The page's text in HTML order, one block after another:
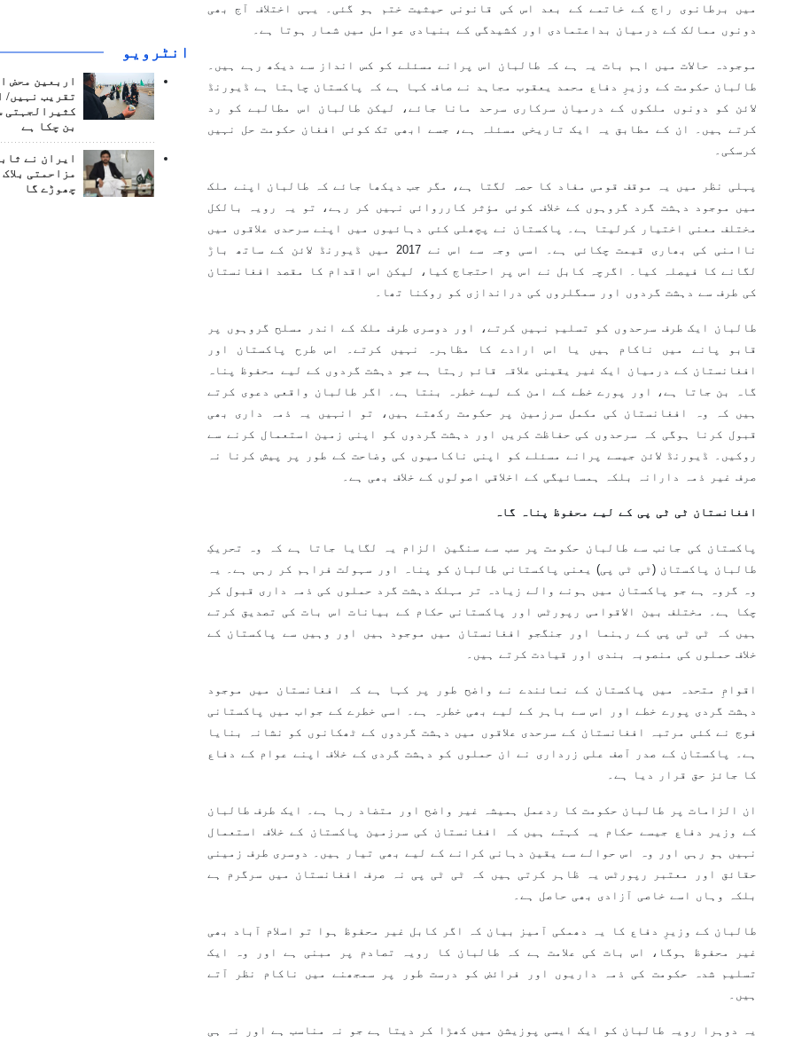
میں برطانوی راج کے خاتمے کے بعد اس کی قانونی حیثیت ختم ہو گئی۔ یہی اختلاف آج بھی
دونوں ممالک کے درمیان بداعتمادی اور کشیدگی کے بنیادی عوامل میں شمار ہوتا ہے۔
موجودہ حالات میں اہم بات یہ ہے کہ طالبان اس پرانے مسئلے کو کس انداز سے دیکھ رہے ہیں۔
طالبان حکومت کے وزیرِ دفاع محمد یعقوب مجاہد نے صاف کہا ہے کہ پاکستان چاہتا ہے ڈیورنڈ
لائن کو دونوں ملکوں کے درمیان سرکاری سرحد مانا جائے، لیکن طالبان اس مطالبے کو رد
کرتے ہیں۔ ان کے مطابق یہ ایک تاریخی مسئلہ ہے، جسے ابھی تک کوئی افغان حکومت حل نہیں
کرسکی۔
پہلی نظر میں یہ موقف قومی مفاد کا حصہ لگتا ہے، مگر جب دیکھا جائے کہ طالبان اپنے ملک
میں موجود دہشت گرد گروہوں کے خلاف کوئی مؤثر کارروائی نہیں کر رہے، تو یہ رویہ بالکل
مختلف معنی اختیار کرلیتا ہے۔ پاکستان نے پچھلی کئی دہائیوں میں اپنے سرحدی علاقوں میں
ناامنی کی بھاری قیمت چکائی ہے۔ اسی وجہ سے اس نے 2017 میں ڈیورنڈ لائن کے ساتھ باڑ
لگانے کا فیصلہ کیا۔ اگرچہ کابل نے اس پر احتجاج کیا، لیکن اس اقدام کا مقصد افغانستان
کی طرف سے دہشت گردوں اور سمگلروں کی دراندازی کو روکنا تھا۔
طالبان ایک طرف سرحدوں کو تسلیم نہیں کرتے، اور دوسری طرف ملک کے اندر مسلح گروہوں پر
قابو پانے میں ناکام ہیں یا اس ارادے کا مظاہرہ نہیں کرتے۔ اس طرح پاکستان اور
افغانستان کے درمیان ایک غیر یقینی علاقہ قائم رہتا ہے جو دہشت گردوں کے لیے محفوظ پناہ
گاہ بن جاتا ہے، اور پورے خطے کے امن کے لیے خطرہ بنتا ہے۔ اگر طالبان واقعی دعوی کرتے
ہیں کہ وہ افغانستان کی مکمل سرزمین پر حکومت رکھتے ہیں، تو انہیں یہ ذمہ داری بھی
قبول کرنا ہوگی کہ سرحدوں کی حفاظت کریں اور دہشت گردوں کو اپنی زمین استعمال کرنے سے
روکیں۔ ڈیورنڈ لائن جیسے پرانے مسئلے کو اپنی ناکامیوں کی وضاحت کے طور پر پیش کرنا نہ
صرف غیر ذمہ دارانہ بلکہ ہمسائیگی کے اخلاقی اصولوں کے خلاف بھی ہے۔
افغانستان ٹی ٹی پی کے لیے محفوظ پناہ گاہ
پاکستان کی جانب سے طالبان حکومت پر سب سے سنگین الزام یہ لگایا جاتا ہے کہ وہ تحریکِ
طالبان پاکستان (ٹی ٹی پی) یعنی پاکستانی طالبان کو پناہ اور سہولت فراہم کر رہی ہے۔ یہ
وہ گروہ ہے جو پاکستان میں ہونے والے زیادہ تر مہلک دہشت گرد حملوں کی ذمہ داری قبول کر
چکا ہے۔ مختلف بین الاقوامی رپورٹس اور پاکستانی حکام کے بیانات اس بات کی تصدیق کرتے
ہیں کہ ٹی ٹی پی کے رہنما اور جنگجو افغانستان میں موجود ہیں اور وہیں سے پاکستان کے
خلاف حملوں کی منصوبہ بندی اور قیادت کرتے ہیں۔
اقوامِ متحدہ میں پاکستان کے نمائندے نے واضح طور پر کہا ہے کہ افغانستان میں موجود
دہشت گردی پورے خطے اور اس سے باہر کے لیے بھی خطرہ ہے۔ اسی خطرے کے جواب میں پاکستانی
فوج نے کئی مرتبہ افغانستان کے سرحدی علاقوں میں دہشت گردوں کے ٹھکانوں کو نشانہ بنایا
ہے۔ پاکستان کے صدر آصف علی زرداری نے ان حملوں کو دہشت گردی کے خلاف اپنے عوام کے دفاع
کا جائز حق قرار دیا ہے۔
ان الزامات پر طالبان حکومت کا ردعمل ہمیشہ غیر واضح اور متضاد رہا ہے۔ ایک طرف طالبان
کے وزیر دفاع جیسے حکام یہ کہتے ہیں کہ افغانستان کی سرزمین پاکستان کے خلاف استعمال
نہیں ہو رہی اور وہ اس حوالے سے یقین دہانی کرانے کے لیے بھی تیار ہیں۔ دوسری طرف زمینی
حقائق اور معتبر رپورٹس یہ ظاہر کرتی ہیں کہ ٹی ٹی پی نہ صرف افغانستان میں سرگرم ہے
بلکہ وہاں اسے خاصی آزادی بھی حاصل ہے۔
طالبان کے وزیرِ دفاع کا یہ دھمکی آمیز بیان کہ اگر کابل غیر محفوظ ہوا تو اسلام آباد بھی
غیر محفوظ ہوگا، اس بات کی علامت ہے کہ طالبان کا رویہ تصادم پر مبنی ہے اور وہ ایک
تسلیم شدہ حکومت کی ذمہ داریوں اور فرائض کو درست طور پر سمجھنے میں ناکام نظر آتے
ہیں۔
یہ دوہرا رویہ طالبان کو ایک ایسی پوزیشن میں کھڑا کر دیتا ہے جو نہ مناسب ہے اور نہ ہی
انٹرويو
اربعین محض
تقریب نہیں/
کثیرالجہتی
بن چکا ہے
ایران نے
مزاحمتی
چھوڑے گا